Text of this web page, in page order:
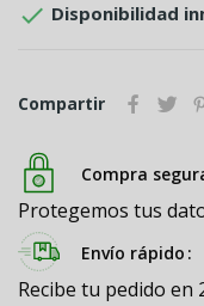
 Disponibilidad
Compartir
Compra
Protegemos tus
Envío rápido
Recibe tu pedido en